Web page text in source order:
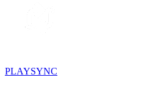
PLAYSYNC